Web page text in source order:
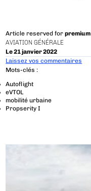
Article reserved forpremium
AVIATION GÉNÉRALE
Le 21 janvier 2022
Laissez vos commentaires
Mots-clés :
Autoflight
eVTOL
mobilité urbaine
Propserity I